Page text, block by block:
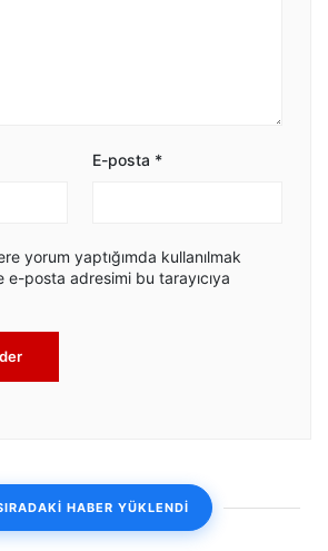
E-posta *
yorum yaptığımda kullanılmak
e-posta adresimi bu tarayıcıya
HABER YÜKLENDİ